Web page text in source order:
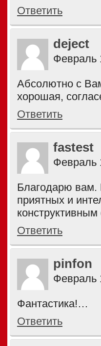
Ответить
deject
Февраль
Абсолютно с
хорошая,
Ответить
fastest
Февраль
Благодарю вам.
приятных и
Ответить
pinfon
Февраль
Фантастика!…
Ответить